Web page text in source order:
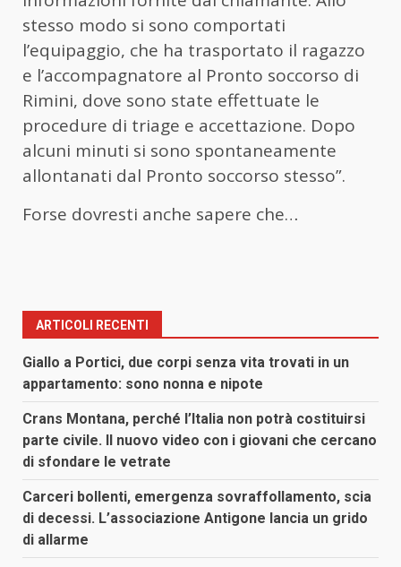
stesso modo si sono comportati
l’equipaggio, che ha trasportato il ragazzo
e l’accompagnatore al Pronto soccorso di
Rimini, dove sono state effettuate le
procedure di triage e accettazione. Dopo
alcuni minuti si sono spontaneamente
allontanati dal Pronto soccorso stesso”.
Forse dovresti anche sapere che…
ARTICOLI RECENTI
Giallo a Portici, due corpi senza vita trovati in un
appartamento: sono nonna e nipote
Crans Montana, perché l’Italia non potrà costituirsi
parte civile. Il nuovo video con i giovani che cercano
di sfondare le vetrate
Carceri bollenti, emergenza sovraffollamento, scia
di decessi. L’associazione Antigone lancia un grido
di allarme